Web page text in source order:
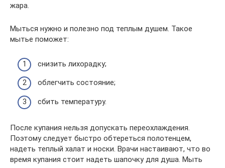
жара.
Мыться нужно и полезно под теплым душем. Такое
мытье поможет:
снизить лихорадку;
облегчить состояние;
сбить температуру.
После купания нельзя допускать переохлаждения.
Поэтому следует быстро обтереться полотенцем,
надеть теплый халат и носки. Врачи настаивают, что во
время купания стоит надеть шапочку для душа. Мыть